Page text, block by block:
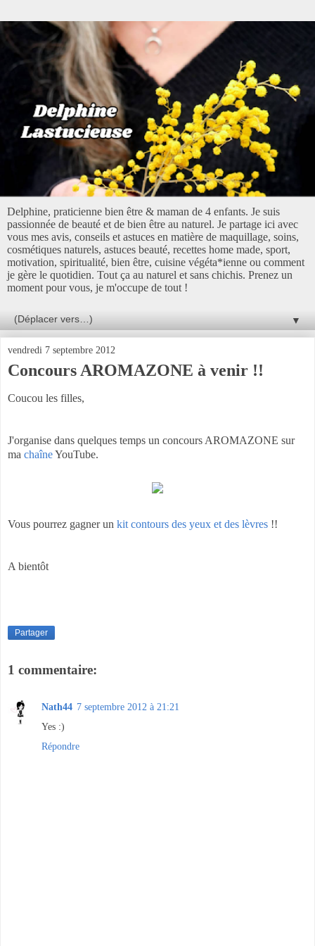
Delphine, praticienne bien être & maman de 4 enfants. Je suis
passionnée de beauté et de bien être au naturel. Je partage ici avec
vous mes avis, conseils et astuces en matière de maquillage, soins,
cosmétiques naturels, astuces beauté, recettes home made, sport,
motivation, spiritualité, bien être, cuisine végéta*ienne ou comment
je gère le quotidien. Tout ça au naturel et sans chichis. Prenez un
moment pour vous, je m'occupe de tout !
▼
vendredi 7 septembre 2012
Concours AROMAZONE à venir !!
Coucou les filles,
J'organise dans quelques temps un concours AROMAZONE sur
ma chaîneYouTube.
Vous pourrez gagner un kit contours des yeux et des lèvres !!
A bientôt
Partager
1 commentaire:
Nath44 7 septembre 2012 à 21:21
Yes :)
Répondre